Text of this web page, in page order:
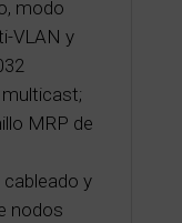
modo
VLAN y
MRP de
y
nodos